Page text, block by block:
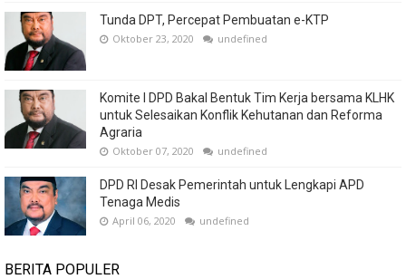
Tunda DPT, Percepat Pembuatan e-KTP
Oktober 23, 2020 undefined
Komite I DPD Bakal Bentuk Tim Kerja bersama KLHK
untuk Selesaikan Konflik Kehutanan dan Reforma
Agraria
Oktober 07, 2020 undefined
DPD RI Desak Pemerintah untuk Lengkapi APD
Tenaga Medis
April 06, 2020 undefined
BERITA POPULER